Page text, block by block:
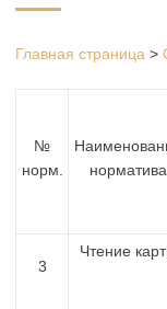
Главная страница >
№
норм.
норматива
3
Чтение